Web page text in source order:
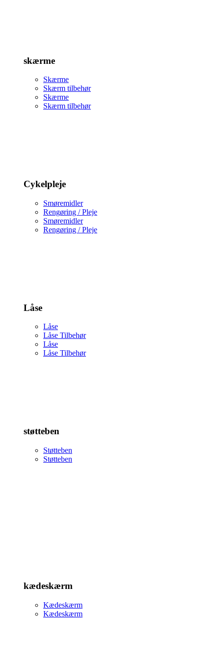
skærme
Skærme
Skærm tilbehør
Skærme
Skærm tilbehør
Cykelpleje
Smøremidler
Rengøring / Pleje
Smøremidler
Rengøring / Pleje
Låse
Låse
Låse Tilbehør
Låse
Låse Tilbehør
støtteben
Støtteben
Støtteben
kædeskærm
Kædeskærm
Kædeskærm